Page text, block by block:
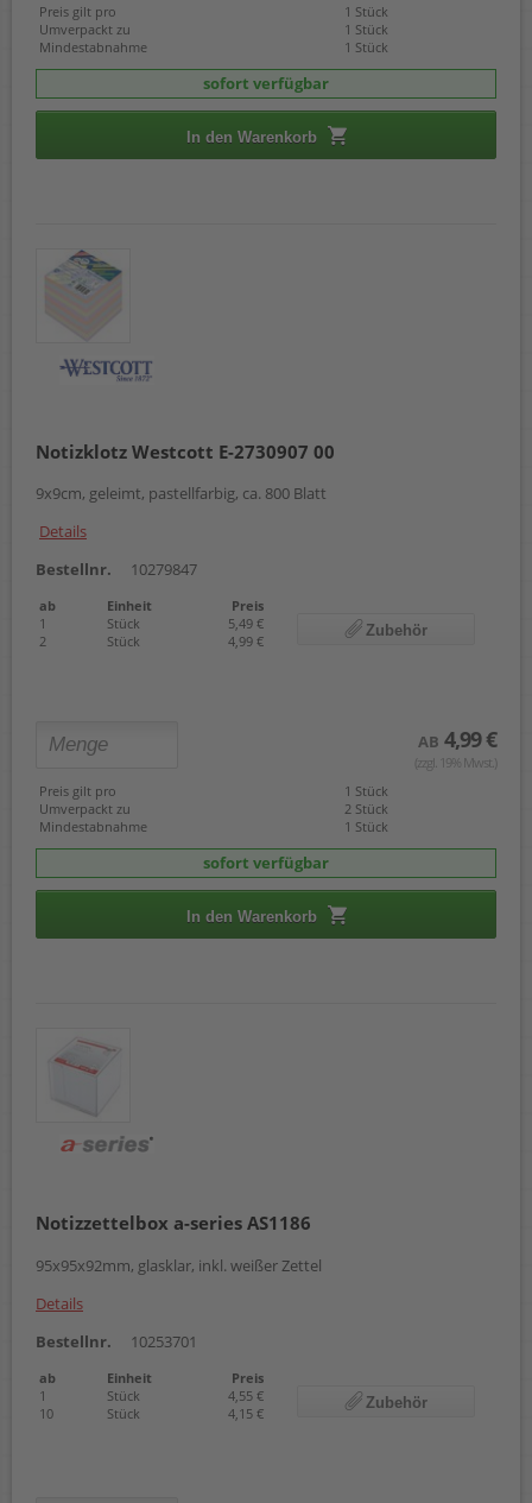
Preis gilt pro
1 Stück
Umverpackt zu
1 Stück
Mindestabnahme
1 Stück
sofort verfügbar
In den Warenkorb
Notizklotz Westcott E-2730907 00
9x9cm, geleimt, pastellfarbig, ca. 800 Blatt
Details
Bestellnr.
10279847
ab Einheit
Preis
1
Stück
5,49 €
2
Stück 4,99 €
Zubehör
AB 4,99 €
(zzgl. 19% Mwst.)
Preis gilt pro
1 Stück
Umverpackt zu
2 Stück
Mindestabnahme
1 Stück
sofort verfügbar
In den Warenkorb
Notizzettelbox a-series AS1186
95x95x92mm, glasklar, inkl. weißer Zettel
Details
Bestellnr.
10253701
ab Einheit
Preis
1
Stück
4,55 €
10
Stück 4,15 €
Zubehör